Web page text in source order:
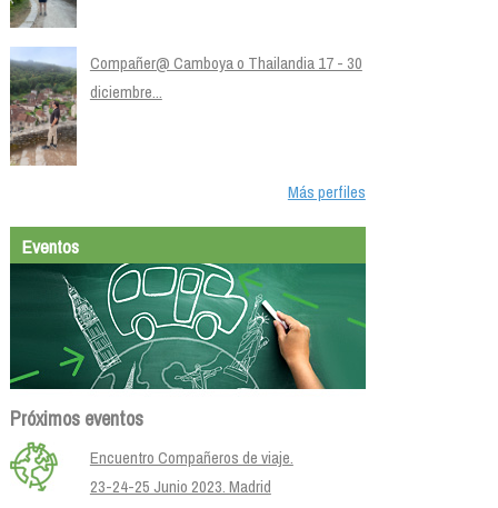
Compañer@ Camboya o Thailandia 17 - 30
diciembre...
Más perfiles
Eventos
Próximos eventos
Encuentro Compañeros de viaje.
23-24-25 Junio 2023. Madrid